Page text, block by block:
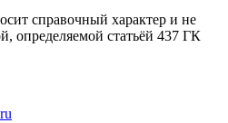
справочный характер и не
определяемой статьёй 437 ГК